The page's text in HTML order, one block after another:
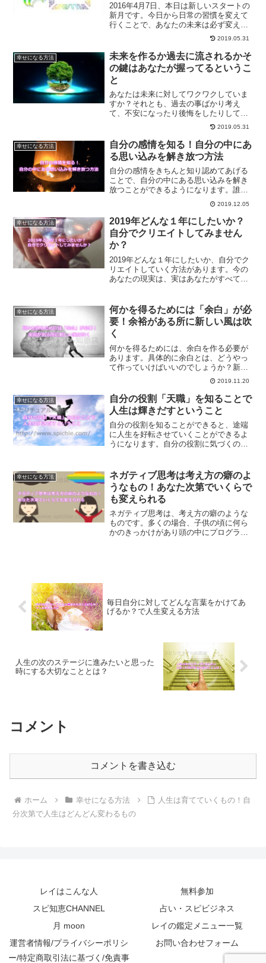
2016年4月7日、本日は新しいスタートの
新月です。今日から日常の習慣を変えて
行くことで、あなたの未来は必ず変えら
れるはずです。習慣を変えるのは難しい
のですが、出来るだけ簡単に習慣を変え
て行く方法をご紹介していきます。
2019.05.31
幸せになる方法
未来を作るか過去に流されるかそ
の鍵はあなたが握ってるというこ
と
あなたは未来に対してワクワクしていま
すか？それとも、過去の事ばかり考え
て、不安になったり後悔をしたりしてい
ますか？どんな未来を作れるかは、すべ
てあなたの思考にかかっています。あな
たの思考がすべての現実を作りだしてい
ます。その鍵はあなたが握っていると言
う事をご存知でしょうか？
2019.05.31
幸せになる方法
自分の感情を知る！自分の中にあ
る思い込みを解き放つ方法
自分の感情をきちんと知り認めてあげる
ことで、自分の中にある思い込みを解き
放つことができるようになります。誰に
でもある思い込みを一つずつ、解き放っ
て行ってあげる具体的な方法とは？
2019.12.05
幸せになる方法
2019年どんな１年にしたいか？
自分でクリエイトしてみません
か？
2019年どんな１年にしたいか、自分でク
リエイトしていく方法があります。今の
あなたの現実は、実はあなたがすべて作
介します。
幸せになる方法
何かを得るためには「余白」が必
要！余裕がある所に新しい風は吹
く
何かを得るためには、余白を作る必要が
あります。具体的に余白とは、どうやっ
て作っていけばいいのでしょうか？新し
く何かを始める時に意識したい、自分自
身の中に余裕を作ることについてご紹介
します。
2019.11.20
幸せになる方法
自分の役割「天職」を知ることで
人生は輝きだすということ
自分の役割を知ることができると、途端
に人生を好転させていくことができるよ
うになります。自分の役割に気づくの
をご紹介します。
幸せになる方法
ネガティブ思考は考え方の癖のよ
うなもの！あなた次第でいくらで
も変えられる
ネガティブ思考は、考え方の癖のような
ものです。多くの場合、子供の頃に何ら
かのきっかけがあり頭の中にプログラミ
毎日自分に対してどんな言葉をかけてあ
げるか？で人生変える方法
人生の次のステージに進みたいと思った
時にする大切なこととは？
コメント
コメントを書き込む
ホーム 幸せになる方法
人生は育てていくもの！自
分次第で人生はどんどん変わるもの
レイはこんな人
無料参加
スピ知恵CHANNEL
占い・スピビジネス
月 moon
レイの鑑定メニュー一覧
運営者情報/プライバシーポリシ
ー/特定商取引法に基づく/免責事
お問い合わせフォーム